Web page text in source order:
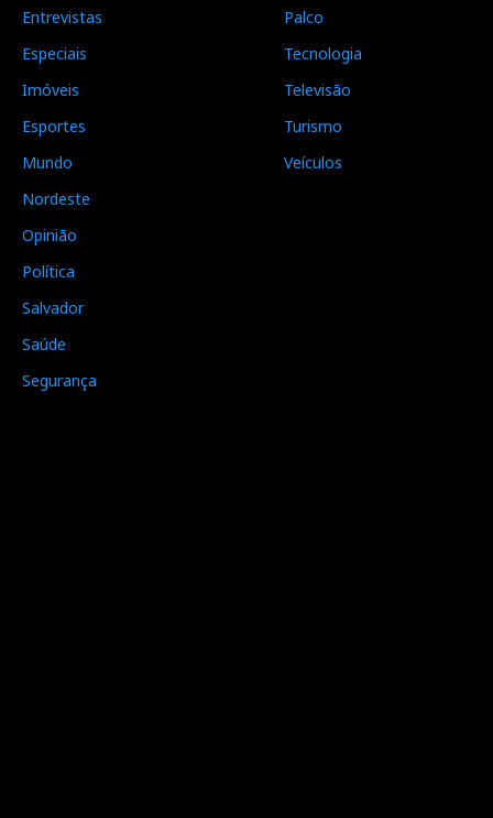
Entrevistas
Especiais
Imóveis
Esportes
Mundo
Nordeste
Opinião
Política
Salvador
Saúde
Segurança
Palco
Tecnologia
Televisão
Turismo
Veículos